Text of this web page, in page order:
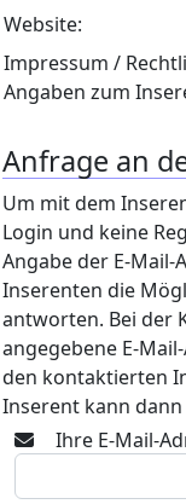
Website:
Impressum /
Angaben zum
Anfrage an
Um mit dem
Login und keine
Angabe der E-
Inserenten die
antworten. Bei der
angegebene E-
den kontaktierten
Inserent kann
Ihre E-Mail-